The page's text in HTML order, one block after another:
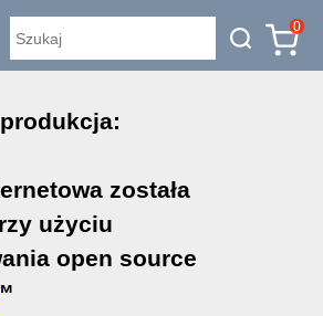
0
została
użyciu
open source